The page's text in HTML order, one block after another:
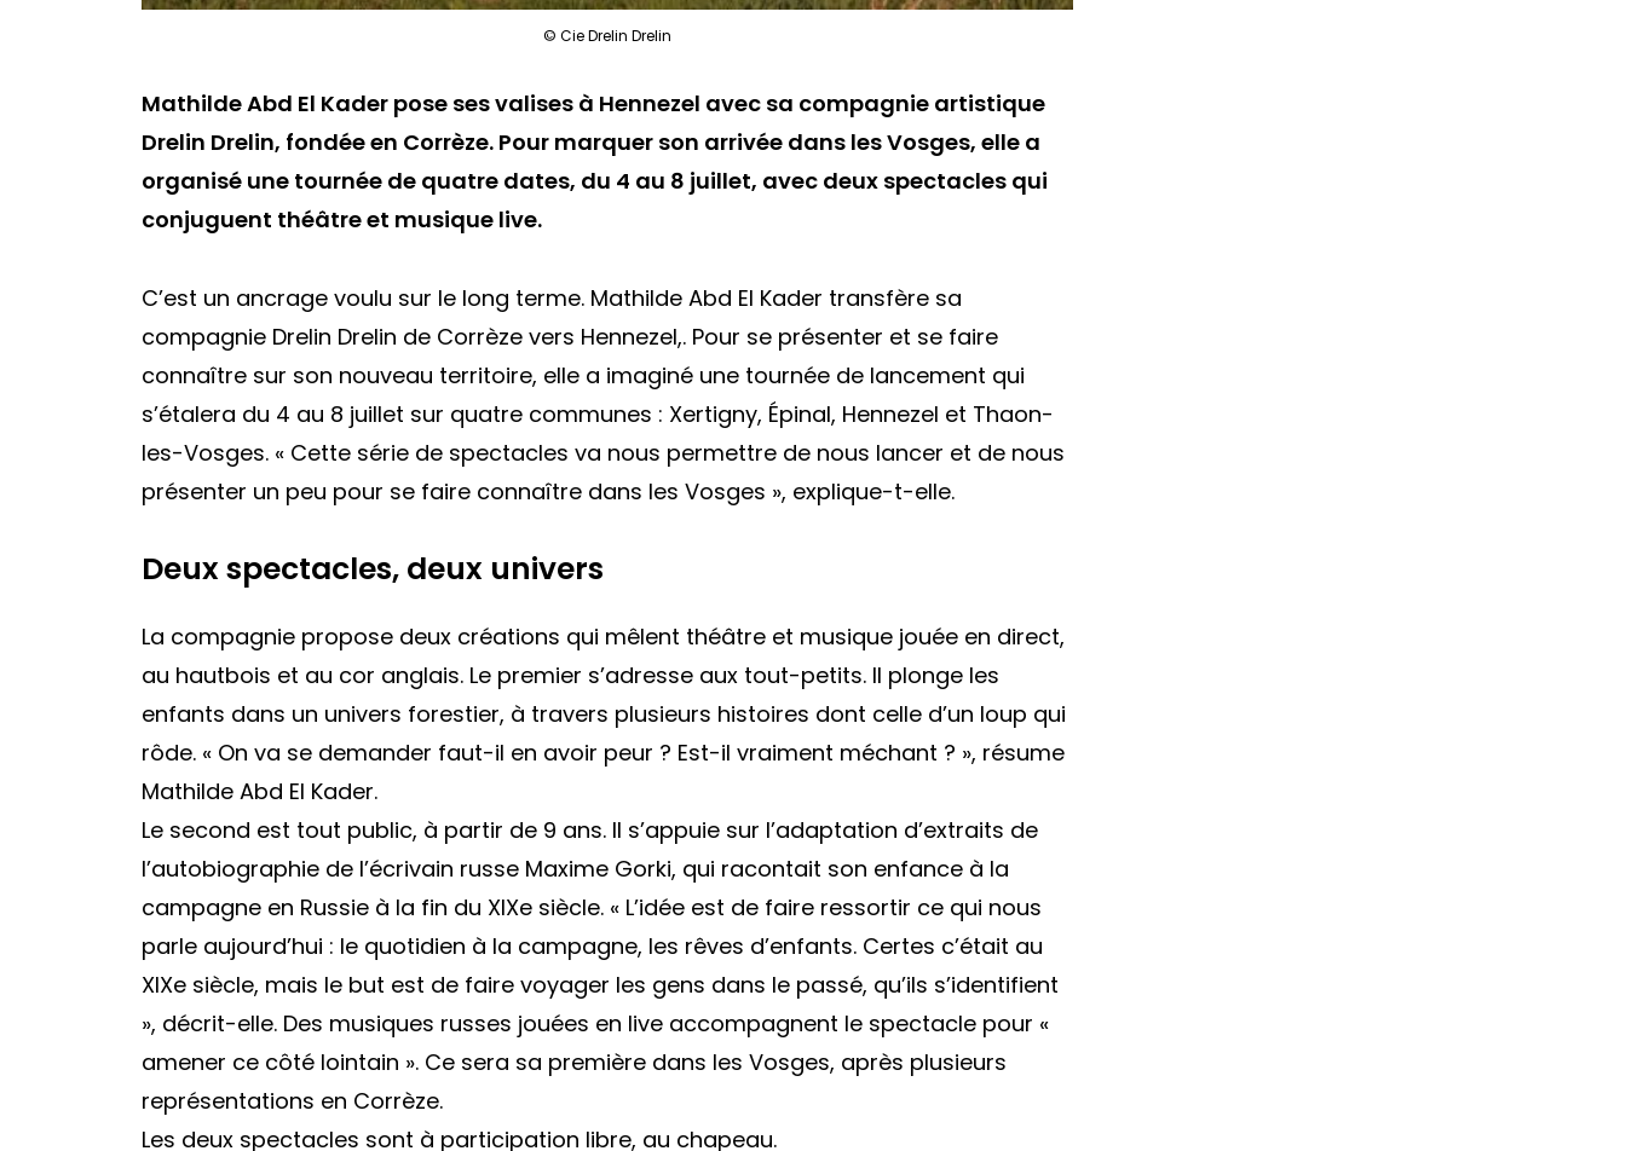
© Cie Drelin Drelin
Mathilde Abd El Kader pose ses valises à Hennezel avec sa compagnie artistique
Drelin Drelin, fondée en Corrèze. Pour marquer son arrivée dans les Vosges, elle a
organisé une tournée de quatre dates, du 4 au 8 juillet, avec deux spectacles qui
conjuguent théâtre et musique live.
C’est un ancrage voulu sur le long terme. Mathilde Abd El Kader transfère sa
compagnie Drelin Drelin de Corrèze vers Hennezel,. Pour se présenter et se faire
connaître sur son nouveau territoire, elle a imaginé une tournée de lancement qui
s’étalera du 4 au 8 juillet sur quatre communes : Xertigny, Épinal, Hennezel et Thaon-
les-Vosges. « Cette série de spectacles va nous permettre de nous lancer et de nous
présenter un peu pour se faire connaître dans les Vosges », explique-t-elle.
Deux spectacles, deux univers
La compagnie propose deux créations qui mêlent théâtre et musique jouée en direct,
au hautbois et au cor anglais. Le premier s’adresse aux tout-petits. Il plonge les
enfants dans un univers forestier, à travers plusieurs histoires dont celle d’un loup qui
rôde. « On va se demander faut-il en avoir peur ? Est-il vraiment méchant ? », résume
Mathilde Abd El Kader.
Le second est tout public, à partir de 9 ans. Il s’appuie sur l’adaptation d’extraits de
l’autobiographie de l’écrivain russe Maxime Gorki, qui racontait son enfance à la
campagne en Russie à la fin du XIXe siècle. « L’idée est de faire ressortir ce qui nous
parle aujourd’hui : le quotidien à la campagne, les rêves d’enfants. Certes c’était au
XIXe siècle, mais le but est de faire voyager les gens dans le passé, qu’ils s’identifient
», décrit-elle. Des musiques russes jouées en live accompagnent le spectacle pour «
amener ce côté lointain ». Ce sera sa première dans les Vosges, après plusieurs
représentations en Corrèze.
Les deux spectacles sont à participation libre, au chapeau.